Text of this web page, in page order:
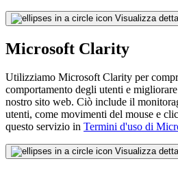
Visualizza
Microsoft Clarity
Utilizziamo Microsoft Clarity per
comportamento degli utenti e
nostro sito web. Ciò include il
utenti, come movimenti del mouse e
questo servizio in Termini d'uso di
Visualizza